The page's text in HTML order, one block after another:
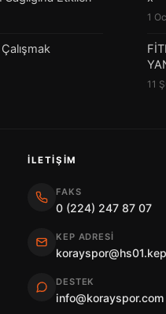
1
11
İLETIŞIM
FAKS
0 (224) 247 87 07
KEP ADRESI
DESTEK
info@korayspor.com